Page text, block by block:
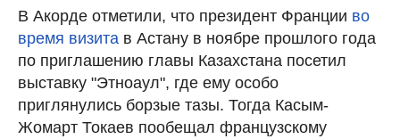
В Акорде отметили, что президент Франции во
время визита в Астану в ноябре прошлого года
по приглашению главы Казахстана посетил
выставку "Этноаул", где ему особо
приглянулись борзые тазы. Тогда Касым-
Жомарт Токаев пообещал французскому